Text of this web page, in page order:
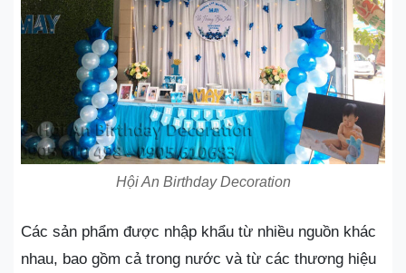
Hội An Birthday Decoration
Các sản phẩm được nhập khẩu từ nhiều nguồn khác
nhau, bao gồm cả trong nước và từ các thương hiệu